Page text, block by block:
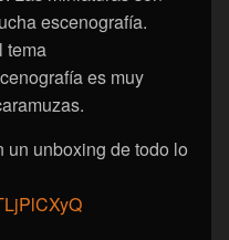
escenografía.
tema
es muy
un unboxing de todo lo